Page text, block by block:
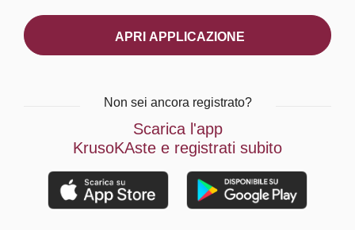
APRI APPLICAZIONE
Non sei ancora registrato?
Scarica l'app
KrusoKAste e registrati subito